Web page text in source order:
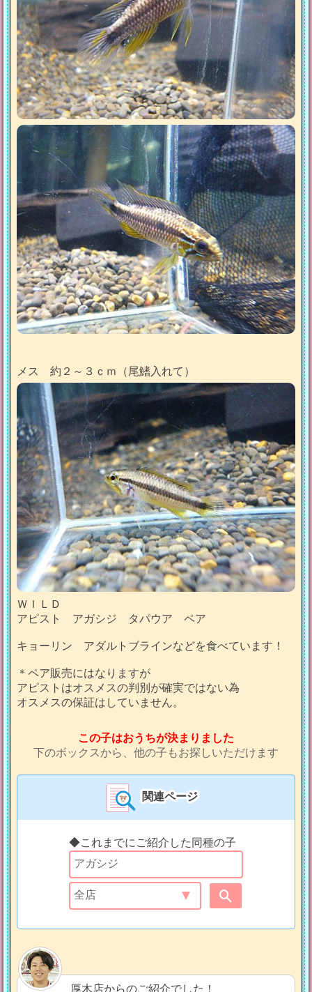
メス 約２～３ｃｍ（尾鰭入れて）
ＷＩＬＤ
アピスト アガシジ タパウア ペア
キョーリン アダルトブラインなどを食べています！
＊ペア販売にはなりますが
アピストはオスメスの判別が確実ではない為
オスメスの保証はしていません。
この子はおうちが決まりました
下のボックスから、他の子もお探しいただけます
関連ページ
◆これまでにご紹介した同種の子
厚木店からのご紹介でした！